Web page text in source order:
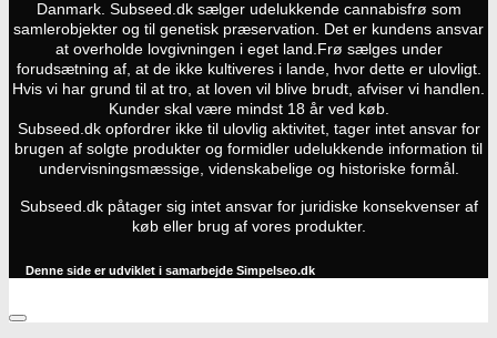
Danmark. Subseed.dk sælger udelukkende cannabisfrø som
samlerobjekter og til genetisk præservation. Det er kundens ansvar
at overholde lovgivningen i eget land. Frø sælges under
forudsætning af, at de ikke kultiveres i lande, hvor dette er ulovligt.
Hvis vi har grund til at tro, at loven vil blive brudt, afviser vi handlen.
Kunder skal være mindst 18 år ved køb.
Subseed.dk opfordrer ikke til ulovlig aktivitet, tager intet ansvar for
brugen af solgte produkter og formidler udelukkende information til
undervisningsmæssige, videnskabelige og historiske formål.
Subseed.dk påtager sig intet ansvar for juridiske konsekvenser af
køb eller brug af vores produkter.
Denne side er udviklet i samarbejde Simpelseo.dk